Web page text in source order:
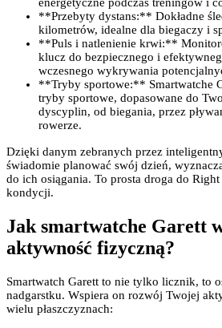
energetyczne podczas treningów i
**Przebyty dystans:** Dokładne
kilometrów, idealne dla biegaczy i
**Puls i natlenienie krwi:**
klucz do bezpiecznego i
wczesnego wykrywania
**Tryby sportowe:** Smartwatche
tryby sportowe, dopasowane do
dyscyplin, od biegania, przez
rowerze.
Dzięki danym zebranych przez
świadomie planować swój dzień,
do ich osiągania. To prosta droga do
kondycji.
Jak smartwatche Garett
aktywność fizyczną?
Smartwatch Garett to nie tylko licznik, to
nadgarstku. Wspiera on rozwój Twojej
wielu płaszczyznach: